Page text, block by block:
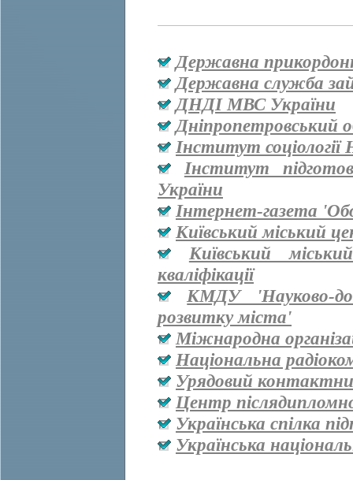
Державна
Державна служба
ДНДІ МВС України
Дніпропетровський
Інститут
Інститут
України
Інтернет-газета
Київський міський
Київський
кваліфікації
КМДУ 'Науково-
розвитку міста'
Міжнародна
Національна
Урядовий
Центр
Українська спілка
Українська